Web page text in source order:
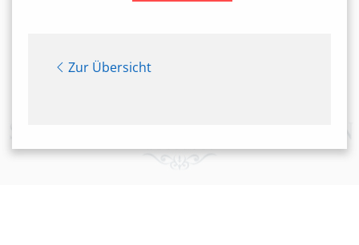
Zur Übersicht